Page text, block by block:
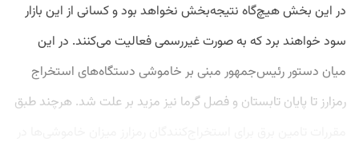
در این بخش هیچ‌گاه نتیجه‌بخش نخواهد بود و کسانی از این بازار
سود خواهند برد که به صورت غیررسمی فعالیت می‌کنند. در این
میان دستور رئیس‌جمهور مبنی بر خاموشی دستگاه‌های استخراج
رمزارز تا پایان تابستان و فصل گرما نیز مزید بر علت شد. هرچند طبق